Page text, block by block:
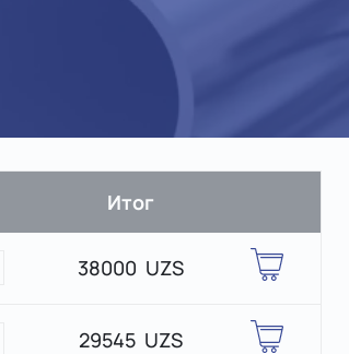
Итог
38000 UZS
29545 UZS